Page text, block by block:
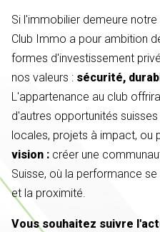
Si l'immobilier demeure
Club Immo a pour ambition
formes d'investissement
nos valeurs : sécurité,
L'appartenance au club
d'autres opportunités
locales, projets à impact, ou
vision : créer une
Suisse, où la performance
et la proximité.
Vous souhaitez suivre